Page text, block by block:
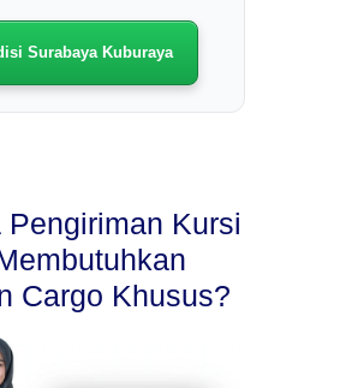
Surabaya Kuburaya
Pengiriman Kursi
Cargo Khusus?